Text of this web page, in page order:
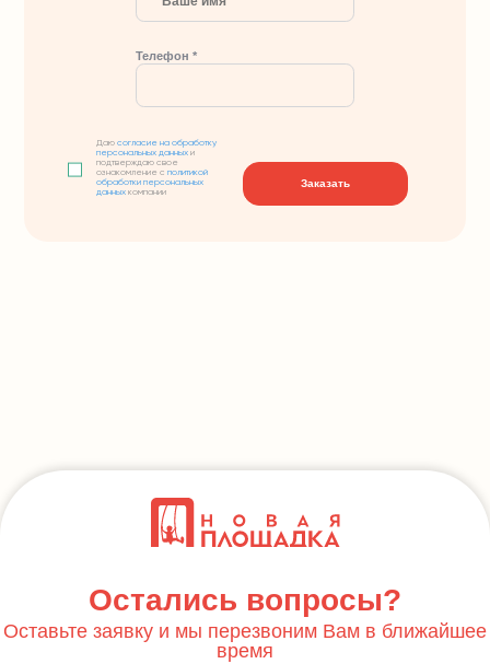
Телефон *
Даюсогласие на обработку
персональных данных и
подтверждаю свое
ознакомление сполитикой
обработки персональных
данных компании
Заказать
Остались вопросы?
Оставьте заявку и мы перезвоним Вам в ближайшее
время